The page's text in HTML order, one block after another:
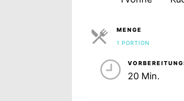
MENGE
1 PORTION
20 Min.